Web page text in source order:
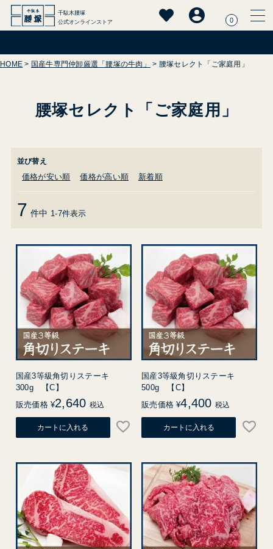
千駄木腰塚
公式オンラインストア
0
HOME 国産牛専門仲卸厳選「腰塚の牛肉」 腰塚セレクト「ご家庭用」
腰塚セレクト「ご家庭用」
並び替え
価格が安い順 価格が高い順 新着順
7 件中 1-7件表示
国産3等級角切りステーキ
300g 【C】
販売価格 ¥2,640 税込
カートに入れる
国産3等級角切りステーキ
500g 【C】
販売価格 ¥4,400 税込
カートに入れる